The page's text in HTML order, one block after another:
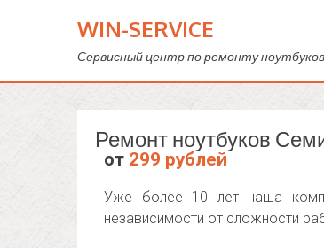
WIN-SERVICE
Сервисный центр по ремонту ноутбуков
Ремонт ноутбуков
от 299 рублей
Уже более 10 лет наша
независимости от сложности